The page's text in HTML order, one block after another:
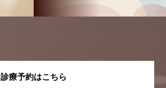
診療予約はこちら